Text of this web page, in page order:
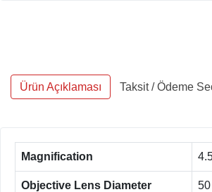
Ürün Açıklaması Taksit / Ödeme
Magnification
Objective Lens Diameter